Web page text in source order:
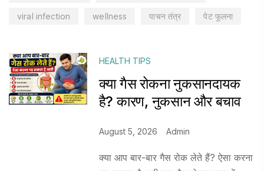
viral infection wellness पाचन तंत्र पेट फूलना
HEALTH TIPS
क्या गैस रोकना नुकसानदायक
है? कारण, नुकसान और बचाव
August 5, 2026 Admin
क्या आप बार-बार गैस रोक लेते हैं? ऐसा करना